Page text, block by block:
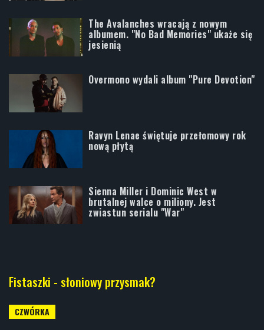
The Avalanches wracają z nowym
albumem. "No Bad Memories" ukaże się
jesienią
Overmono wydali album "Pure Devotion"
Ravyn Lenae świętuje przełomowy rok
nową płytą
Sienna Miller i Dominic West w
brutalnej walce o miliony. Jest
zwiastun serialu "War"
Fistaszki - słoniowy przysmak?